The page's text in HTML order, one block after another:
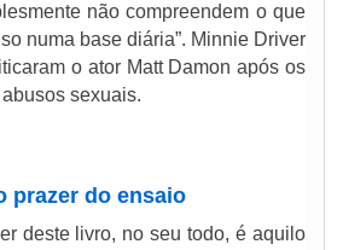
não compreendem o que
numa base diária”. Minnie Driver
o ator Matt Damon após os
sexuais.
prazer do ensaio
deste livro, no seu todo, é aquilo